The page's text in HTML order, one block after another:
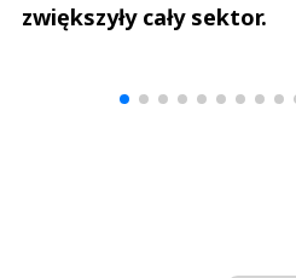
zwiększyły cały sektor.
Andrzej i Marta Sterniccy